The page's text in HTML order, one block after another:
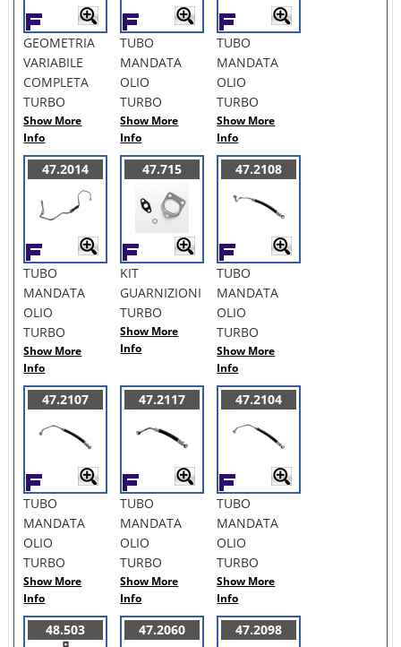
GEOMETRIA
VARIABILE
COMPLETA
TURBO
Show More
Info
TUBO
MANDATA
OLIO
TURBO
Show More
Info
TUBO
MANDATA
OLIO
TURBO
Show More
Info
47.2014
TUBO
MANDATA
OLIO
TURBO
Show More
Info
47.715
KIT
GUARNIZIONI
TURBO
Show More
Info
47.2108
TUBO
MANDATA
OLIO
TURBO
Show More
Info
47.2107
TUBO
MANDATA
OLIO
TURBO
Show More
Info
47.2117
TUBO
MANDATA
OLIO
TURBO
Show More
Info
47.2104
TUBO
MANDATA
OLIO
TURBO
Show More
Info
48.503 47.2060 47.2098